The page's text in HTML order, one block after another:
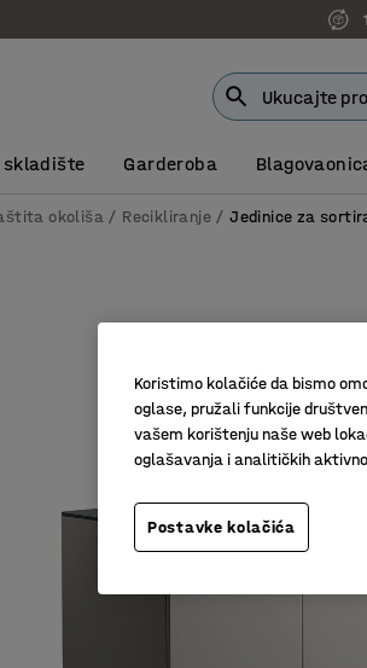
Garderoba
okoliša Recikliranje Jedinice za
Koristimo kolačiće da bismo
oglase, pružali funkcije
vašem korištenju naše web
oglašavanja i analitičkih
Postavke kolačića